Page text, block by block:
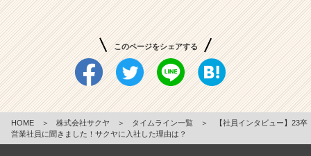
このページをシェアする
HOME ＞ 株式会社サクヤ ＞ タイムライン一覧 ＞
【社員インタビュー】23卒
営業社員に聞きました！サクヤに入社した理由は？